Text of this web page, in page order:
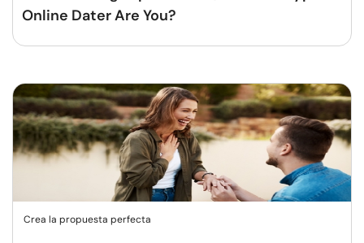
Online Dater Are You?
Crea la propuesta perfecta